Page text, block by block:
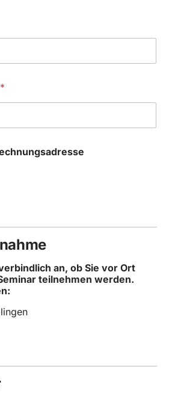
*
an, ob Sie vor Ort
teilnehmen werden.